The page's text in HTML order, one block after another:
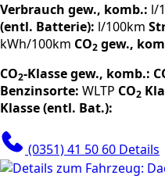
Verbrauch gew., komb.: l/
(entl. Batterie): l/100km
kWh/100km CO2 gew.,
CO2-Klasse gew., komb.:
Benzinsorte: WLTP CO2
Klasse (entl. Bat.):
(0351) 41 50 60 Details